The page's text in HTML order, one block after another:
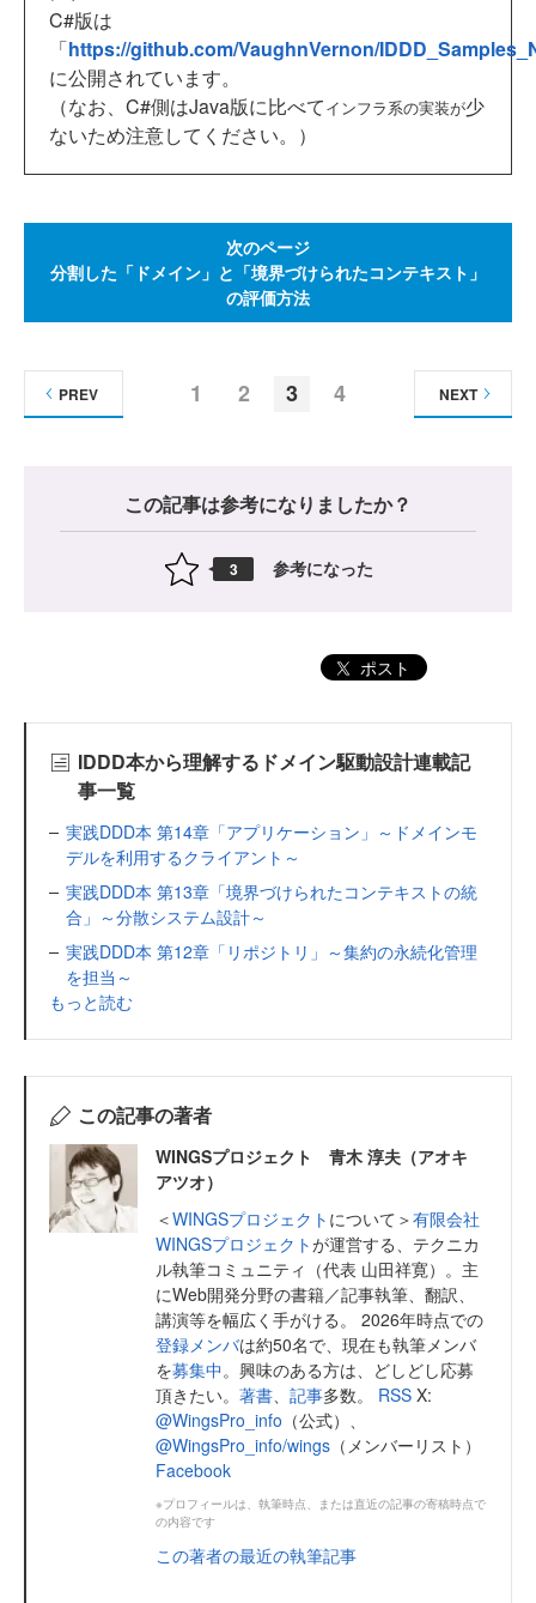
C#版は
「https://github.com/VaughnVernon/
に公開されています。
（なお、C#側はJava版に比べてインフラ系の実装が少
ないため注意してください。）
次のページ
分割した「ドメイン」と「境界づけられたコンテキスト」
の評価方法
1 2 3 4
PREV NEXT
この記事は参考になりましたか？
3 参考になった
ポスト
IDDD本から理解するドメイン駆動設計連載記
事一覧
実践DDD本 第14章「アプリケーション」～ドメインモ
デルを利用するクライアント～
実践DDD本 第13章「境界づけられたコンテキストの統
合」～分散システム設計～
実践DDD本 第12章「リポジトリ」～集約の永続化管理
を担当～
もっと読む
この記事の著者
WINGSプロジェクト 青木 淳夫（アオキ
アツオ）
＜WINGSプロジェクト について＞有限会社
WINGSプロジェクトが運営する、テクニカ
ル執筆コミュニティ（代表 山田祥寛）。主
にWeb開発分野の書籍／記事執筆、翻訳、
講演等を幅広く手がける。 2026年時点での
登録メンバは約50名で、現在も執筆メンバ
を募集中。興味のある方は、どしどし応募
頂きたい。 著書、 記事多数。 RSS X:
@WingsPro_info （公式）、
@WingsPro_info/wings （メンバーリスト）
Facebook
※プロフィールは、執筆時点、または直近の記事の寄稿時点で
の内容です
この著者の最近の執筆記事